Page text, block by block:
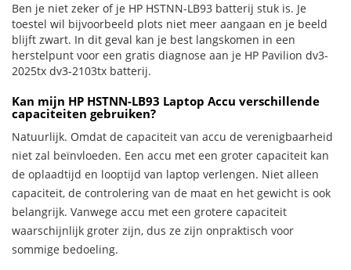
Ben je niet zeker of je HP HSTNN-LB93 batterij stuk is. Je
toestel wil bijvoorbeeld plots niet meer aangaan en je beeld
blijft zwart. In dit geval kan je best langskomen in een
herstelpunt voor een gratis diagnose aan je HP Pavilion dv3-
2025tx dv3-2103tx batterij.
Kan mijn HP HSTNN-LB93 Laptop Accu verschillende
capaciteiten gebruiken?
Natuurlijk. Omdat de capaciteit van accu de verenigbaarheid
niet zal beïnvloeden. Een accu met een groter capaciteit kan
de oplaadtijd en looptijd van laptop verlengen. Niet alleen
capaciteit, de controlering van de maat en het gewicht is ook
belangrijk. Vanwege accu met een grotere capaciteit
waarschijnlijk groter zijn, dus ze zijn onpraktisch voor
sommige bedoeling.